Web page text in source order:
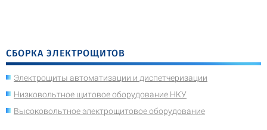
СБОРКА ЭЛЕКТРОЩИТОВ
Электрощиты автоматизации и диспетчеризации
Низковольтное щитовое оборудование НКУ
Высоковольтное электрощитовое оборудование